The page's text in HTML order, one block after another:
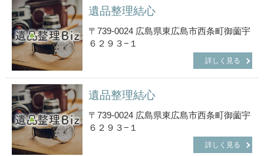
遺品整理結心
〒739-0024 広島県東広島市西条町御薗宇
６２９３−１
詳しく見る
遺品整理結心
〒739-0024 広島県東広島市西条町御薗宇
６２９３−１
詳しく見る